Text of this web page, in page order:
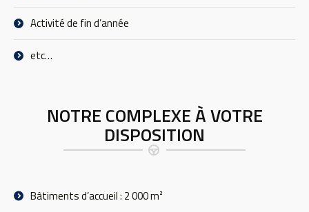
Activité de fin d’année
etc…
NOTRE COMPLEXE À VOTRE
DISPOSITION
Bâtiments d’accueil : 2 000 m²